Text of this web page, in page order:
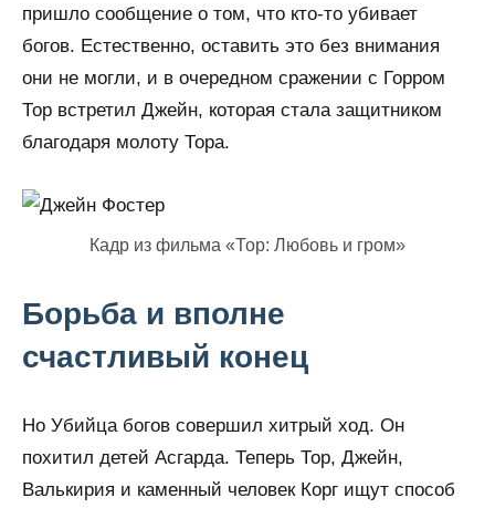
пришло сообщение о том, что кто-то убивает
богов. Естественно, оставить это без внимания
они не могли, и в очередном сражении с Горром
Тор встретил Джейн, которая стала защитником
благодаря молоту Тора.
Кадр из фильма «Тор: Любовь и гром»
Борьба и вполне
счастливый конец
Но Убийца богов совершил хитрый ход. Он
похитил детей Асгарда. Теперь Тор, Джейн,
Валькирия и каменный человек Корг ищут способ